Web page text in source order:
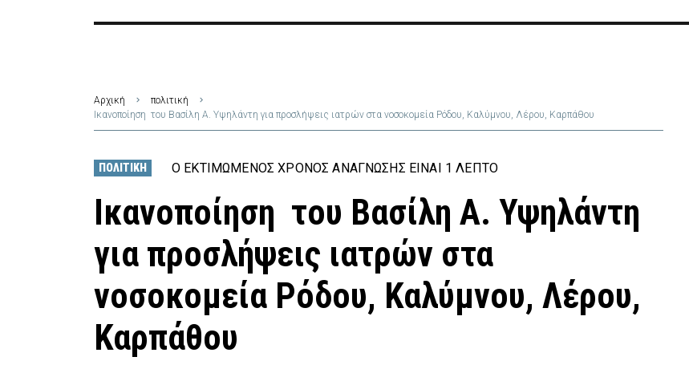
Αρχική
πολιτική
Ικανοποίηση του Βασίλη Α. Υψηλάντη για προσλήψεις ιατρών στα νοσοκομεία Ρόδου, Καλύμνου, Λέρου, Καρπάθου
ΠΟΛΙΤΙΚΉ Ο ΕΚΤΙΜΏΜΕΝΟΣ ΧΡΌΝΟΣ ΑΝΆΓΝΩΣΗΣ ΕΊΝΑΙ 1 ΛΕΠΤΌ
Ικανοποίηση του Βασίλη Α. Υψηλάντη
για προσλήψεις ιατρών στα
νοσοκομεία Ρόδου, Καλύμνου, Λέρου,
Καρπάθου